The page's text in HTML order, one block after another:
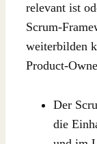
relevant ist
Scrum-
weiterbilden
Product-
Der
die